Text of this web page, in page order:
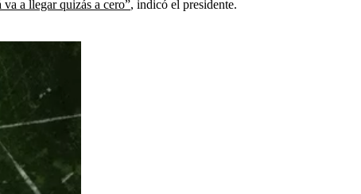
a llegar quizás a cero”, indicó el presidente.